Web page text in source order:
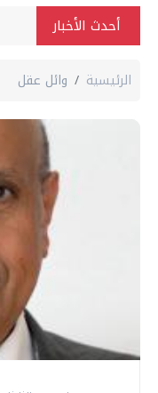
أحدث الأخبار
الرئيسية وائل عقل